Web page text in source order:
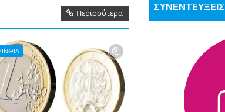
Περισσότερα
ΣΥΝΕΝΤΕΥΞΕΙΣ